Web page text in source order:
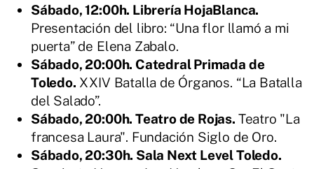
Sábado, 12:00h. Librería HojaBlanca.
Presentación del libro: “Una flor llamó a mi
puerta” de Elena Zabalo.
Sábado, 20:00h. Catedral Primada de
Toledo. XXIV Batalla de Órganos. “La Batalla
del Salado”.
Sábado, 20:00h. Teatro de Rojas. Teatro "La
francesa Laura". Fundación Siglo de Oro.
Sábado, 20:30h. Sala Next Level Toledo.